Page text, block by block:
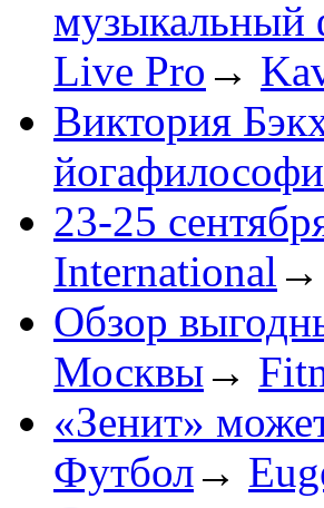
музыкальный
Live Pro →
Виктория
23-25
International →
Обзор
Москвы→
«Зенит»
Футбол→